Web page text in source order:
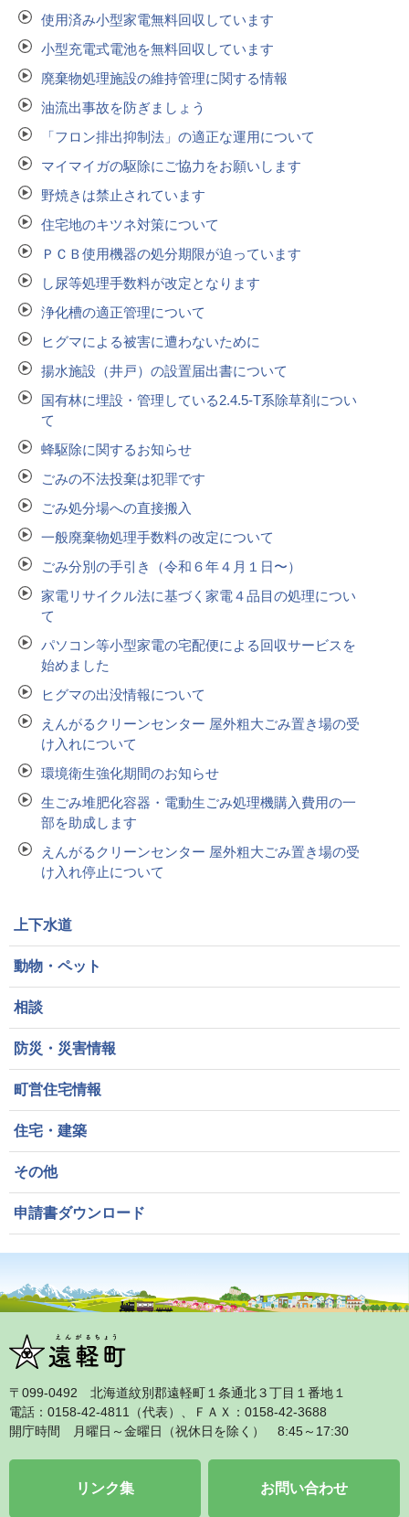
使用済み小型家電無料回収しています
小型充電式電池を無料回収しています
廃棄物処理施設の維持管理に関する情報
油流出事故を防ぎましょう
「フロン排出抑制法」の適正な運用について
マイマイガの駆除にご協力をお願いします
野焼きは禁止されています
住宅地のキツネ対策について
ＰＣＢ使用機器の処分期限が迫っています
し尿等処理手数料が改定となります
浄化槽の適正管理について
ヒグマによる被害に遭わないために
揚水施設（井戸）の設置届出書について
国有林に埋設・管理している2.4.5-T系除草剤につい
て
蜂駆除に関するお知らせ
ごみの不法投棄は犯罪です
ごみ処分場への直接搬入
一般廃棄物処理手数料の改定について
ごみ分別の手引き（令和６年４月１日〜）
家電リサイクル法に基づく家電４品目の処理につい
て
パソコン等小型家電の宅配便による回収サービスを
始めました
ヒグマの出没情報について
えんがるクリーンセンター 屋外粗大ごみ置き場の受
け入れについて
環境衛生強化期間のお知らせ
生ごみ堆肥化容器・電動生ごみ処理機購入費用の一
部を助成します
えんがるクリーンセンター 屋外粗大ごみ置き場の受
け入れ停止について
上下水道
動物・ペット
相談
防災・災害情報
町営住宅情報
住宅・建築
その他
申請書ダウンロード
〒099‐0492 北海道紋別郡遠軽町１条通北３丁目１番地１
電話：0158‐42‐4811（代表）、ＦＡＸ：0158‐42‐3688
開庁時間 月曜日～金曜日（祝休日を除く） 8:45～17:30
リンク集 お問い合わせ